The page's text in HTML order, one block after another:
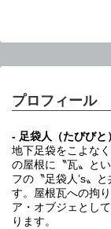
プロフィール
- 足袋人（たびびと
地下足袋をこよな
の屋根に〝瓦〟と
フの〝足袋人’s〟
す。屋根瓦への拘
ア・オブジェとし
ります。